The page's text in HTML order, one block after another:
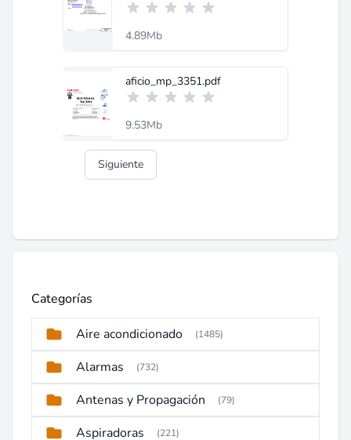
4.89Mb
aficio_mp_3351.pdf
9.53Mb
Siguiente
Categorías
Aire acondicionado (1485)
Alarmas (732)
Antenas y Propagación (79)
Aspiradoras (221)